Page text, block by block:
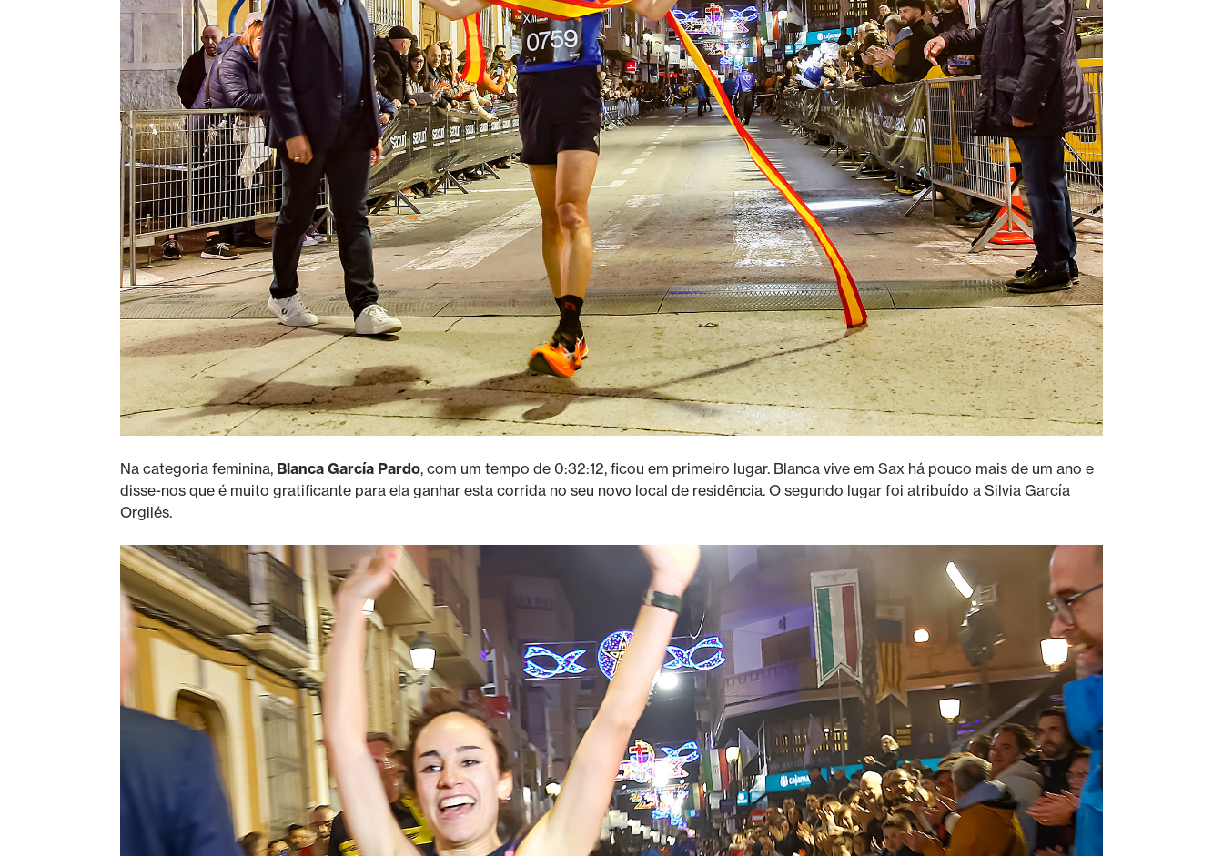
Na categoria feminina, Blanca García Pardo, com um tempo de 0:32:12, ficou em primeiro lugar. Blanca vive em Sax há pouco mais de um ano e
disse-nos que é muito gratificante para ela ganhar esta corrida no seu novo local de residência. O segundo lugar foi atribuído a Silvia García
Orgilés.